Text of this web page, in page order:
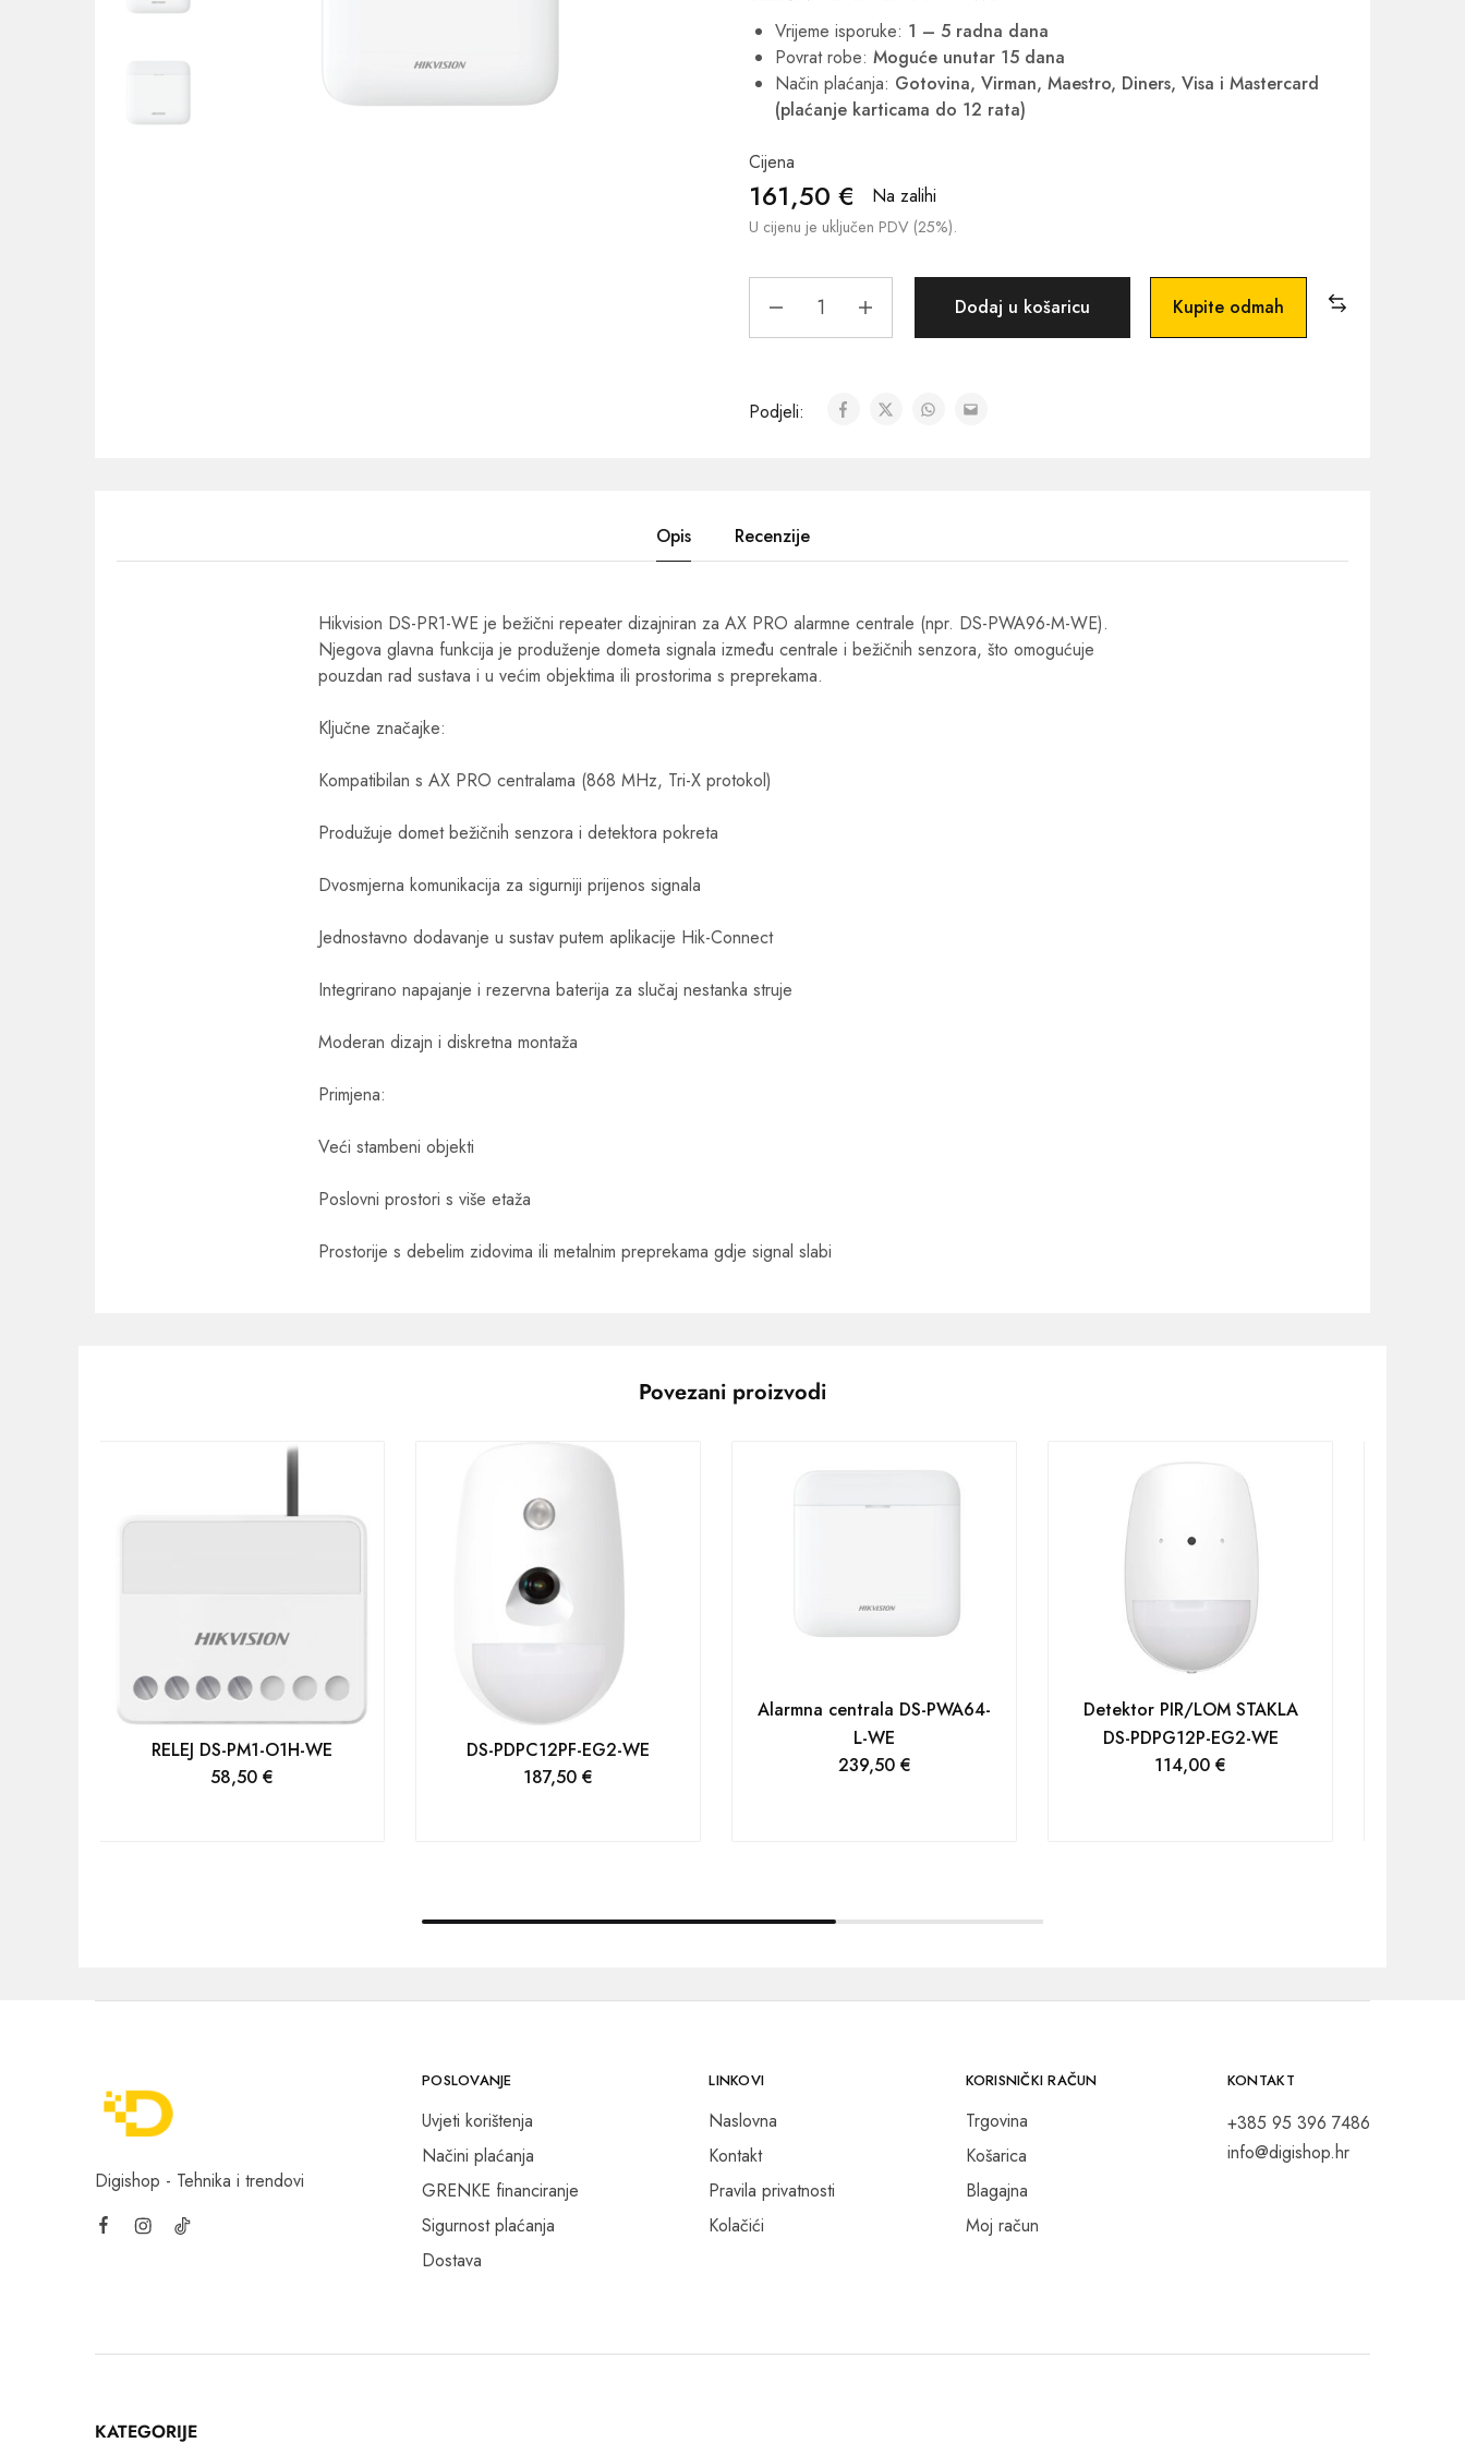
Alarmi i video nadzor
Vrijeme isporuke: 1 – 5 radna dana
Povrat robe:Moguće unutar 15 dana
Način plaćanja: Gotovina, Virman, Maestro, Diners, Visa i Mastercard
(plaćanje karticama do 12 rata)
Cijena
161,50€ Na zalihi
U cijenu je uključen PDV (25%).
Dodaj u košaricu Kupite odmah
Podjeli:
Opis Recenzije
Hikvision DS-PR1-WE je bežični repeater dizajniran za AX PRO alarmne centrale (npr. DS-PWA96-M-WE).
Njegova glavna funkcija je produženje dometa signala između centrale i bežičnih senzora, što omogućuje
pouzdan rad sustava i u većim objektima ili prostorima s preprekama.
Ključne značajke:
Kompatibilan s AX PRO centralama (868 MHz, Tri-X protokol)
Produžuje domet bežičnih senzora i detektora pokreta
Dvosmjerna komunikacija za sigurniji prijenos signala
Jednostavno dodavanje u sustav putem aplikacije Hik-Connect
Integrirano napajanje i rezervna baterija za slučaj nestanka struje
Moderan dizajn i diskretna montaža
Primjena:
Veći stambeni objekti
Poslovni prostori s više etaža
Prostorije s debelim zidovima ili metalnim preprekama gdje signal slabi
Povezani proizvodi
RELEJ DS-PM1-O1H-WE
58,50 €
DS-PDPC12PF-EG2-WE
187,50 €
Alarmna centrala DS-PWA64-
L-WE
239,50 €
Detektor PIR/LOM STAKLA
DS-PDPG12P-EG2-WE
114,00 €
Digishop - Tehnika i trendovi
POSLOVANJE
Uvjeti korištenja
Načini plaćanja
GRENKE financiranje
Sigurnost plaćanja
Dostava
LINKOVI
Naslovna
Kontakt
Pravila privatnosti
Kolačići
KORISNIČKI RAČUN
Trgovina
Košarica
Blagajna
Moj račun
KONTAKT
+385 95 396 7486
info@digishop.hr
KATEGORIJE